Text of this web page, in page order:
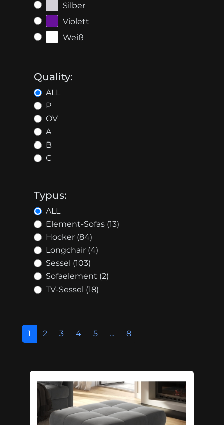
Silber
Violett
Weiß
Quality:
ALL
P
OV
A
B
C
Typus:
ALL
Element-Sofas (13)
Hocker (84)
Longchair (4)
Sessel (103)
Sofaelement (2)
TV-Sessel (18)
1 2 3 4 5 ... 8